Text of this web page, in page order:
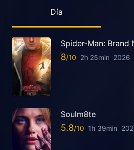
Día
Spider-Man: Brand
8 2h 25min 2026
Soulm8te
5.8 1h 39min